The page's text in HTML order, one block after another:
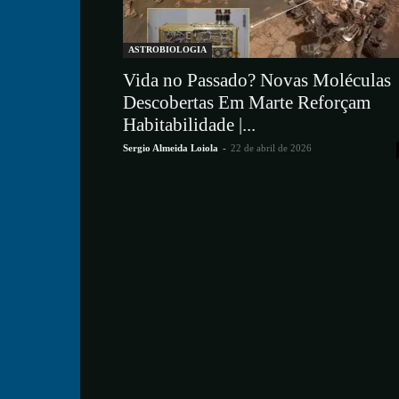
ASTROBIOLOGIA
Vida no Passado? Novas Moléculas
Descobertas Em Marte Reforçam
Habitabilidade |...
Sergio Almeida Loiola - 22 de abril de 2026